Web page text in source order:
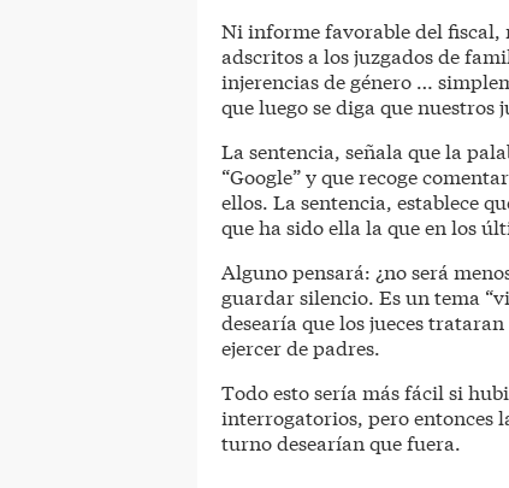
Ni informe favorable del fiscal,
adscritos a los juzgados de
injerencias de género …
que luego se diga que
La sentencia, señala que la
“Google” y que recoge
ellos. La sentencia, establece
que ha sido ella la que en los
Alguno pensará: ¿no será
guardar silencio. Es un tema
desearía que los jueces
ejercer de padres.
Todo esto sería más fácil si
interrogatorios, pero entonces
turno desearían que fuera.